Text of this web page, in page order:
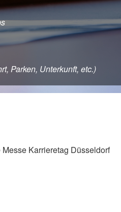
Parken, Unterkunft, etc.)
Karrieretag Düsseldorf